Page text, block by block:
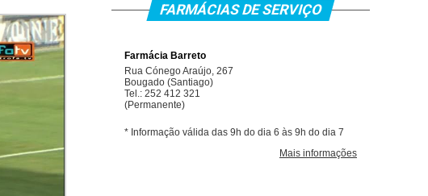
FARMÁCIAS DE SERVIÇO